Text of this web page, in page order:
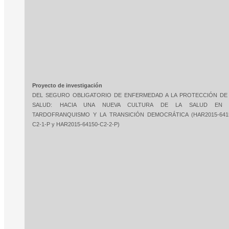
Proyecto de investigación
DEL SEGURO OBLIGATORIO DE ENFERMEDAD A LA PROTECCIÓN DE
SALUD: HACIA UNA NUEVA CULTURA DE LA SALUD EN
TARDOFRANQUISMO Y LA TRANSICIÓN DEMOCRÁTICA (HAR2015-
C2-1-P y HAR2015-64150-C2-2-P)